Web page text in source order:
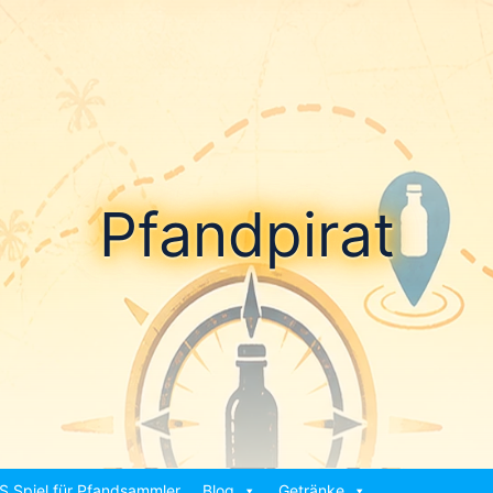
Pfandpirat